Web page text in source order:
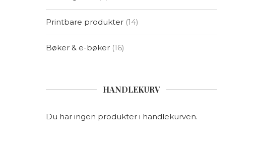
Printbare produkter 14
Bøker & e-bøker 16
HANDLEKURV
Du har ingen produkter i handlekurven.